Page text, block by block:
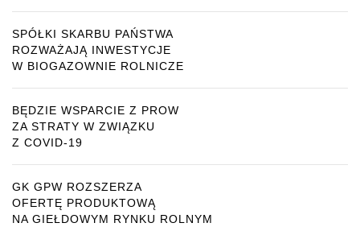
SPÓŁKI SKARBU PAŃSTWA
ROZWAŻAJĄ INWESTYCJE
W BIOGAZOWNIE ROLNICZE
BĘDZIE WSPARCIE Z PROW
ZA STRATY W ZWIĄZKU
Z COVID-19
GK GPW ROZSZERZA
OFERTĘ PRODUKTOWĄ
NA GIEŁDOWYM RYNKU ROLNYM